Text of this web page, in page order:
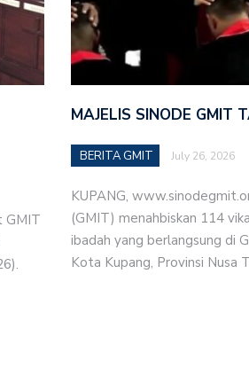
GMIT
MAJELIS SINODE GMIT
BERITA GMIT July 26, 2026
KUPANG,
(GMIT) menahbiskan 114
ibadah yang berlangsung di
Kota Kupang, Provinsi Nusa